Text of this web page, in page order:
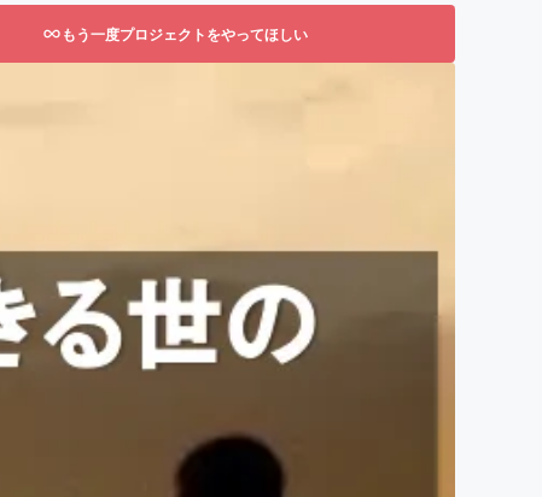
もう一度プロジェクトをやってほしい